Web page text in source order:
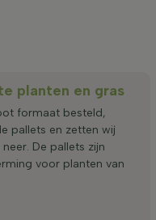
planten en gras
formaat besteld,
pallets en zetten wij
De pallets zijn
voor planten van